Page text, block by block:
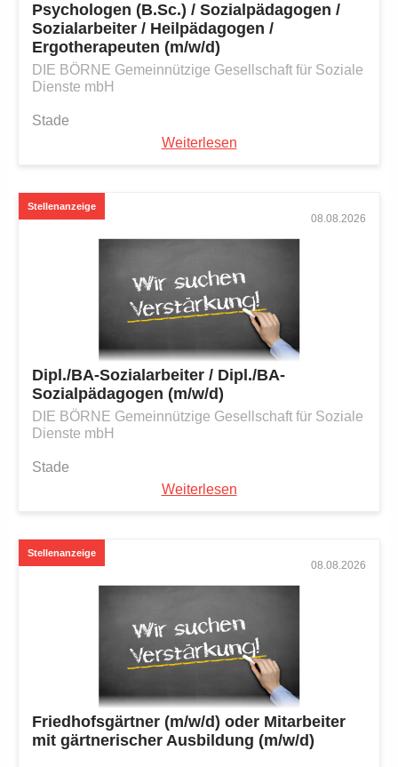
Psychologen (B.Sc.) / Sozialpädagogen /
Sozialarbeiter / Heilpädagogen /
Ergotherapeuten (m/w/d)
DIE BÖRNE Gemeinnützige Gesellschaft für Soziale
Dienste mbH
Stade
Weiterlesen
08.08.2026
Dipl./BA-Sozialarbeiter / Dipl./BA-
Sozialpädagogen (m/w/d)
DIE BÖRNE Gemeinnützige Gesellschaft für Soziale
Dienste mbH
Stade
Weiterlesen
08.08.2026
Friedhofsgärtner (m/w/d) oder Mitarbeiter
mit gärtnerischer Ausbildung (m/w/d)